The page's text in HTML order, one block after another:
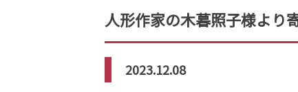
人形作家の木暮照子様より
2023.12.08